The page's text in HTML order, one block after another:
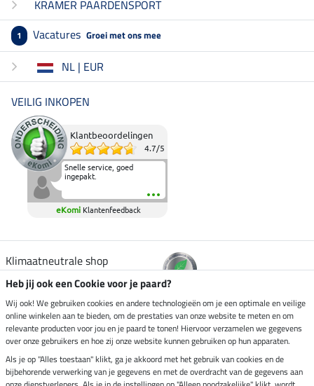
KRAMER PAARDENSPORT
1 Vacatures Groei met ons mee
NL | EUR
VEILIG INKOPEN
Klantbeoordelingen
4.7/5
Snelle service, goed
ingepakt.
eKomi Klantenfeedback
Klimaatneutrale shop
Verzending per
Veilig betalen met
Heb jij ook een Cookie voor je paard?
Wij ook! We gebruiken cookies en andere technologieën om je een optimale en veilige
online winkelen aan te bieden, om de prestaties van onze website te meten en om
relevante producten voor jou en je paard te tonen! Hiervoor verzamelen we gegevens
over onze gebruikers en hoe zij onze website kunnen gebruiken op hun apparaten.
Als je op "Alles toestaan" klikt, ga je akkoord met het gebruik van cookies en de
bijbehorende verwerking van je gegevens en met de overdracht van de gegevens aan